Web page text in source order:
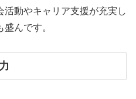
活動やキャリア支援が充実し
んです。